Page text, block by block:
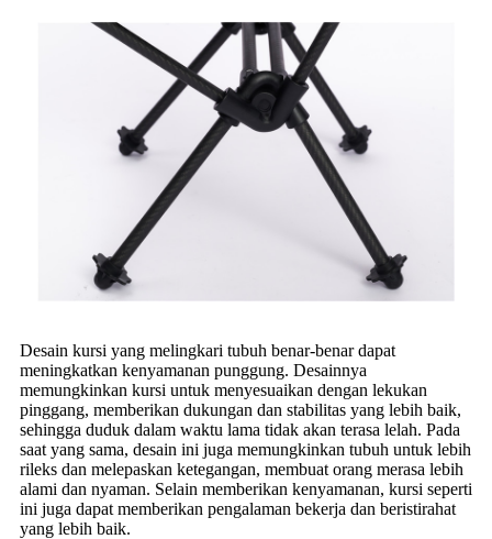
Desain kursi yang melingkari tubuh benar-benar dapat
meningkatkan kenyamanan punggung. Desainnya
memungkinkan kursi untuk menyesuaikan dengan lekukan
pinggang, memberikan dukungan dan stabilitas yang lebih baik,
sehingga duduk dalam waktu lama tidak akan terasa lelah. Pada
saat yang sama, desain ini juga memungkinkan tubuh untuk lebih
rileks dan melepaskan ketegangan, membuat orang merasa lebih
alami dan nyaman. Selain memberikan kenyamanan, kursi seperti
ini juga dapat memberikan pengalaman bekerja dan beristirahat
yang lebih baik.